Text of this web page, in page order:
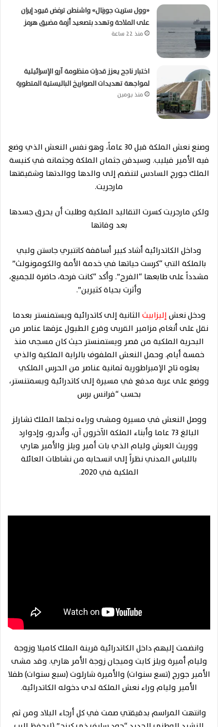
«وول ستريت جورنال» واشنطن ترفض قيود إيران
على الملاحة وتهدد بتصعيد أزمة مضيق هرمز
منذ 22 ساعة
اختبار ناجح يعزز قدرات منظومة آرو الإسرائيلية
لمواجهة تهديدات الصواريخ الباليستية المتطورة
منذ يومين
وصنع نعش الملكة قبل 30 عاماً، وهو نفس النعش الذي وضع
فيه الأمير فيليب. وسيدفن جثمان الملكة وجثمانه في كنيسة
الملك جورج السادس لتنضم إلى والدها ووالدتها وشقيقتها
مارجريت.
ولكن مارجريت كسرت التقاليد الملكية وطلبت أن يحرق جسدها
بعد وفاتها
وداخل الكاتدرائية أشاد كبير أساقفة كانتبري جاستن ولبي
بالملكة التي “كرست حياتها في خدمة الأمة والكومونولث”
مشدداً على طابعها “الفرح”. وأكد “كانت فرحة، حاضرة للجميع،
وأثرت بحياة كثيرين”.
ودخل نعشإليزابيثالثانية إلى كاتدرائية ويستمنستر بعدما
نقل على أنغام مزامير القربى وقرع الطبول عزفها عناصر من
البحرية الملكية من قصر ويستمنستر حيث كان مسجى منذ
خمسة أيام. وحمل النعش الملفوف بالراية الملكية والذي
يعلوه تاج الإمبراطورية ثمانية عناصر من الحرس الملكي
ووضع على عربة مدفع في مسيرة إلى كاتدرائية ويسمتنستر،
بحسب “فرانس برس
ووصل النعش في مسيرة ومشى وراءه نجلها الملك تشارلز
البالغ 73 عاما وأبناء الملكة الآخرون آن، وأندرو، وإدوارد
ووريث العرش وليام الذي بات أمير ويلز والأمير هاري
باللباس المدني نظراً إلى انسحابه من نشاطات العائلة
الملكية في 2020.
وانضمت إليهم داخل الكاتدرائية قرينة الملك كاميلا وزوجة
وليام أميرة ويلز كايت وميجان زوجة الأمر هاري. وقد مشى
الأمير جورج (تسع سنوات) والأميرة شارلوت (سبع سنوات) طفلا
الأمير وليام وراء نعش الملكة لدى دخوله الكاتدرائية.
وانتهت المراسم بدقيقتي صمت في كل أرجاء البلاد ومن ثم